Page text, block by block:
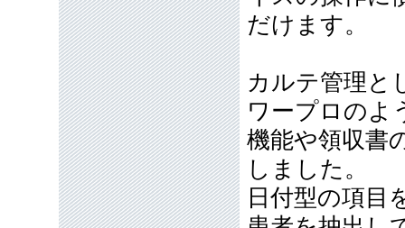
だけます。
カルテ管理と
ワープロのよ
機能や領収書
しました。
日付型の項目